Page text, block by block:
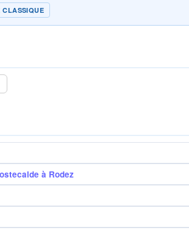
CLASSIQUE
à Rodez